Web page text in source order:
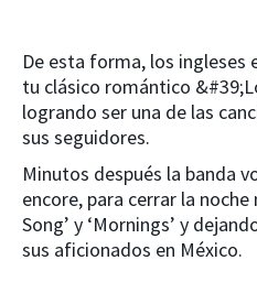
De esta forma, los ingleses
tu clásico romántico
logrando ser una de las
sus seguidores.
Minutos después la banda
encore, para cerrar la noche
Song’ y ‘Mornings’ y
sus aficionados en México.